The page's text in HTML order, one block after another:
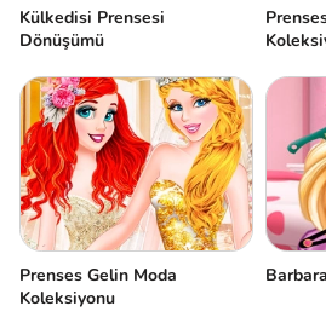
Külkedisi Prensesi
Dönüşümü
Prenses Gelin Moda
Koleksiyonu